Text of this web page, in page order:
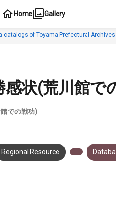
Home Gallery
catalogs of Toyama Prefectural Archives
感状(荒川館で
館での戦功)
Regional Resource